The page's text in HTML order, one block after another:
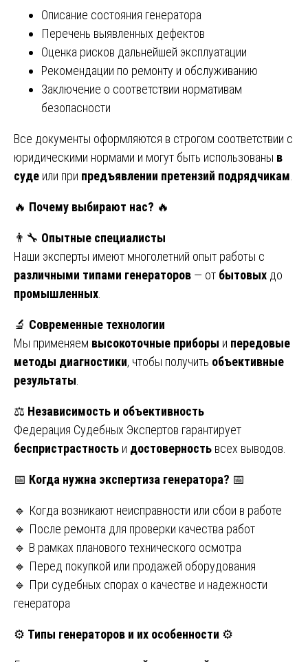
Описание состояния генератора
Перечень выявленных дефектов
Оценка рисков дальнейшей эксплуатации
Рекомендации по ремонту и обслуживанию
Заключение о соответствии нормативам
безопасности
Все документы оформляются в строгом соответствии с
юридическими нормами и могут быть использованы в
суде или при предъявлении претензий подрядчикам
🔥 Почему выбирают нас? 🔥
👨‍🔧 Опытные специалисты
Наши эксперты имеют многолетний опыт работы с
различными типами генераторов — от бытовых до
промышленных
🔬 Современные технологии
Мы применяем высокоточные приборы и передовые
методы диагностики, чтобы получить объективные
результаты
⚖️ Независимость и объективность
Федерация Судебных Экспертов гарантирует
беспристрастность и достоверность всех выводов.
📅 Когда нужна экспертиза генератора? 📅
🔹 Когда возникают неисправности или сбои в работе
🔹 После ремонта для проверки качества работ
🔹 В рамках планового технического осмотра
🔹 Перед покупкой или продажей оборудования
🔹 При судебных спорах о качестве и надежности
генератора
⚙️ Типы генераторов и их особенности ⚙️